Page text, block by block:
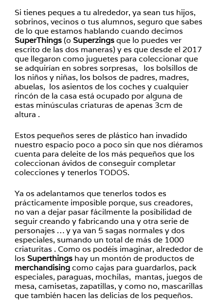
Si tienes peques a tu alrededor, ya sean tus hijos,
sobrinos, vecinos o tus alumnos, seguro que sabes
de lo que estamos hablando cuando decimos
SuperThings(o Superzingsque lo puedes ver
escrito de las dos maneras) y es que desde el 2017
que llegaron como juguetes para coleccionar que
se adquirían en sobres sorpresas, los bolsillos de
los niños y niñas, los bolsos de padres, madres,
abuelas, los asientos de los coches y cualquier
rincón de la casa está ocupado por alguna de
estas minúsculas criaturas de apenas 3cm de
altura .
Estos pequeños seres de plástico han invadido
nuestro espacio poco a poco sin que nos diéramos
cuenta para deleite de los más pequeños que los
coleccionan ávidos de conseguir completar
colecciones y tenerlos TODOS.
Ya os adelantamos que tenerlos todos es
prácticamente imposible porque, sus creadores,
no van a dejar pasar fácilmente la posibilidad de
seguir creando y fabricando una y otra serie de
personajes … y ya van 5 sagas normales y dos
especiales, sumando un total de más de 1000
criaturitas . Como os podéis imaginar, alrededor de
los Superthings hay un montón de productos de
merchandisingcomo cajas para guardarlos, pack
especiales, paraguas, mochilas, mantas, juegos de
mesa, camisetas, zapatillas, y como no, mascarillas
que también hacen las delicias de los pequeños.